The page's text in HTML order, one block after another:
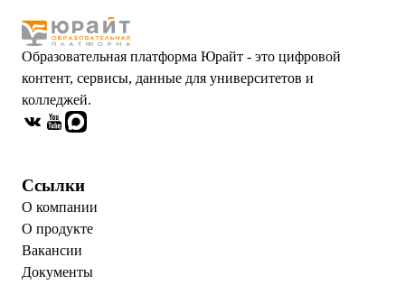
Образовательная платформа Юрайт - это цифровой
контент, сервисы, данные для университетов и
колледжей.
Ссылки
О компании
О продукте
Вакансии
Документы